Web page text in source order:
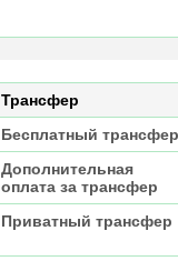
Трансфер
Бесплатный трансфер
Дополнительная
оплата за трансфер
Приватный трансфер